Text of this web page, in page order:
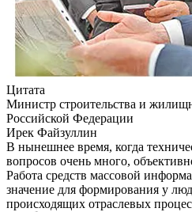
Цитата
Министр строительства и
Российской Федерации
Ирек Файзуллин
В нынешнее время, когда
вопросов очень много,
Работа средств массовой
значение для формирования у
происходящих отраслевых